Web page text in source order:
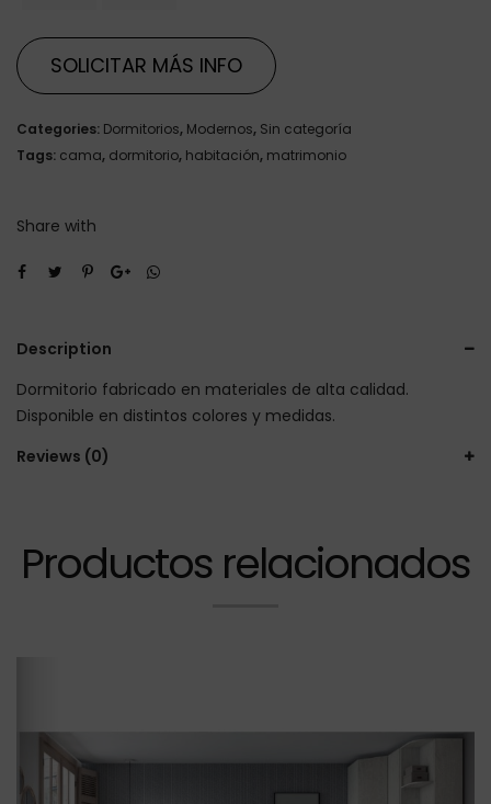
SOLICITAR MÁS INFO
Categories: Dormitorios, Modernos, Sin categoría
Tags: cama, dormitorio, habitación, matrimonio
Share with
Description
Dormitorio fabricado en materiales de alta calidad.
Disponible en distintos colores y medidas.
Reviews (0)
Productos relacionados